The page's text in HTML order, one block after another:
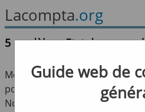
Lacompta.org
5 modèles : Etat de
Modèles sous format Excel :
pointage bancaire.
Nombre de modèles : cinq
Guide web de